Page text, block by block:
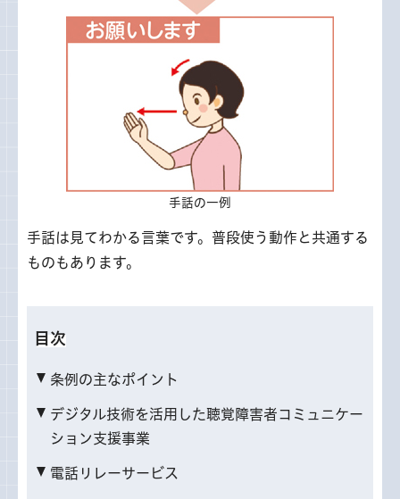
手話の一例
手話は見てわかる言葉です。普段使う動作と共通する
ものもあります。
目次
条例の主なポイント
デジタル技術を活用した聴覚障害者コミュニケー
ション支援事業
電話リレーサービス